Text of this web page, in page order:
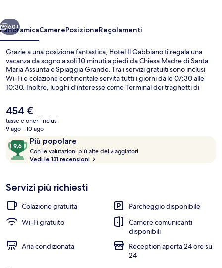
Avanti
60+
PanoramicaCamerePosizioneRegolamenti
Grazie a una posizione fantastica, Hotel Il Gabbiano ti regala una
vacanza da sogno a soli 10 minuti a piedi da Chiesa Madre di Santa
Maria Assunta e Spiaggia Grande. Tra i servizi gratuiti sono inclusi
Wi-Fi e colazione continentale servita tutti i giorni dalle 07:30 alle
10:30. Inoltre, luoghi d'interesse come Terminal dei traghetti di
recensioni degli ospiti lodano il personale gentile della struttura.
Il
prezzo
attuale
454 €
454 €
tasse e oneri inclusi
9 ago - 10 ago
RecensioniPiù popolare
9,6
su
10,
popolare
Con le valutazioni più alte dei viaggiatori
a
l
t
Vedi le 131 recensioni
Servizi più richiesti
Colazione gratuita
Parcheggio disponibile
Wi-Fi gratuito
Camere comunicanti
disponibili
Aria condizionata
Reception aperta 24 ore su
24